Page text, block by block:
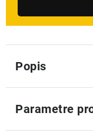
Popis
Parametre